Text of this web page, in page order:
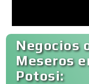
Negocios
Meseros
Potosi: